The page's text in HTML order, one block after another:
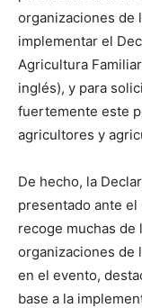
organizaciones de
implementar el
Agricultura
inglés), y para
fuertemente este
agricultores y
De hecho, la
presentado ante el
recoge muchas de
organizaciones de
en el evento,
base a la